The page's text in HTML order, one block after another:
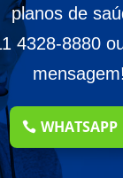
planos de
4328-8880
mensagem!
WHATSAPP